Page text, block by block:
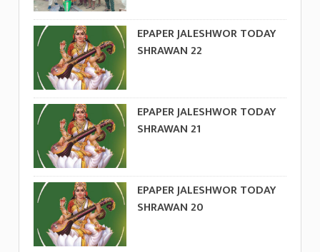
EPAPER JALESHWOR TODAY
SHRAWAN 22
EPAPER JALESHWOR TODAY
SHRAWAN 21
EPAPER JALESHWOR TODAY
SHRAWAN 20